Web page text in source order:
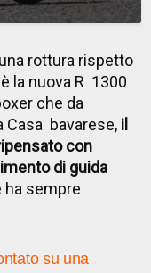
rottura rispetto
la nuova R 1300
che da
Casa bavarese, il
con
di guida
ha sempre
su una